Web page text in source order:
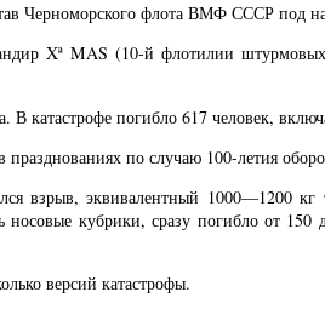
Черноморского флота ВМФ СССР под
Xª MAS (10-й флотилии штурмовых
катастрофе погибло 617 человек,
по случаю 100-летия
взрыв, эквивалентный 1000—1200
кубрики, сразу погибло от 150
версий катастрофы.